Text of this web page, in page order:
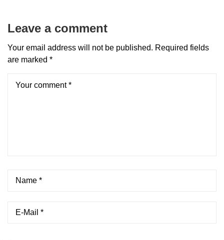
Leave a comment
Your email address will not be published. Required fields
are marked *